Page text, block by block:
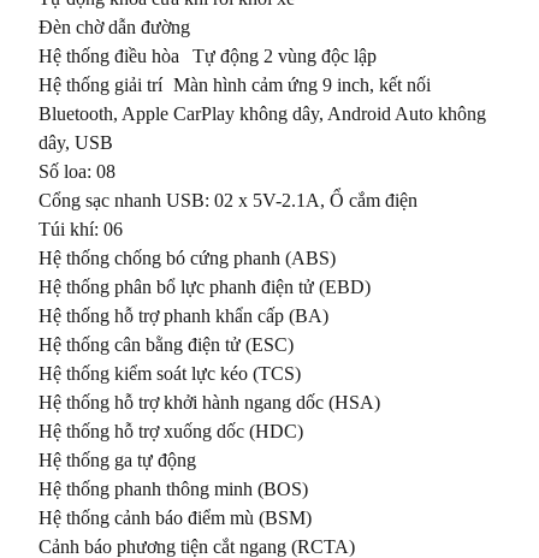
Đèn chờ dẫn đường
Hệ thống điều hòa	Tự động 2 vùng độc lập
Hệ thống giải trí	Màn hình cảm ứng 9 inch, kết nối
Bluetooth, Apple CarPlay không dây, Android Auto không
dây, USB
Số loa: 08
Cổng sạc nhanh USB: 02 x 5V-2.1A, Ổ cắm điện
Túi khí: 06
Hệ thống chống bó cứng phanh (ABS)
Hệ thống phân bổ lực phanh điện tử (EBD)
Hệ thống hỗ trợ phanh khẩn cấp (BA)
Hệ thống cân bằng điện tử (ESC)
Hệ thống kiểm soát lực kéo (TCS)
Hệ thống hỗ trợ khởi hành ngang dốc (HSA)
Hệ thống hỗ trợ xuống dốc (HDC)
Hệ thống ga tự động
Hệ thống phanh thông minh (BOS)
Hệ thống cảnh báo điểm mù (BSM)
Cảnh báo phương tiện cắt ngang (RCTA)